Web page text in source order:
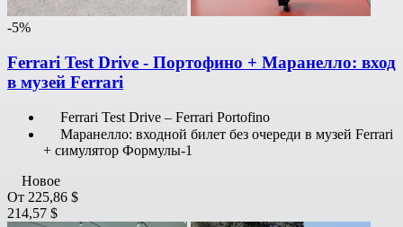
-5%
Ferrari Test Drive - Портофино + Маранелло: вход
в музей Ferrari
Ferrari Test Drive – Ferrari Portofino
Маранелло: входной билет без очереди в музей Ferrari
+ симулятор Формулы-1
Новое
От 225,86 $
214,57 $